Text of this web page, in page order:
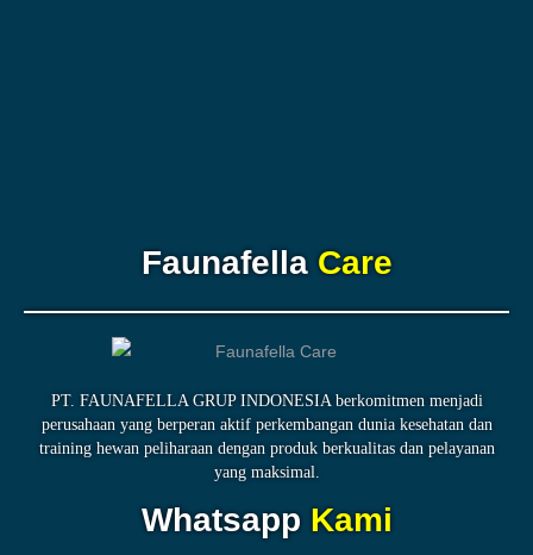
FaunafellaCare
PT. FAUNAFELLA GRUP INDONESIA berkomitmen menjadi
perusahaan yang berperan aktif perkembangan dunia kesehatan dan
training hewan peliharaan dengan produk berkualitas dan pelayanan
yang maksimal.
WhatsappKami